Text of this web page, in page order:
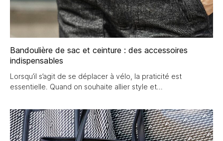
Bandoulière de sac et ceinture : des accessoires
indispensables
Lorsqu’il s’agit de se déplacer à vélo, la praticité est
essentielle. Quand on souhaite allier style et